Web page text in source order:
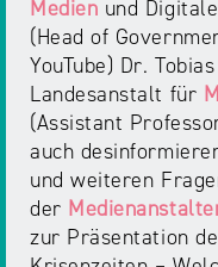
Audio
Desinformation
Medienvielfalt
am
Medienkarriere
NRW
Medienscouts
Convention
NRWision
FLIMMO
Die
Kontakt
Medien und
(Head of
YouTube) Dr.
Landesanstalt für
(Assistant
auch
und weiteren
der
zur Präsentation